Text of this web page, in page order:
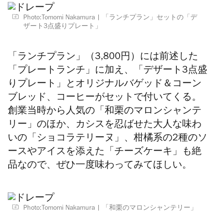
Photo:Tomomi Nakamura
「ランチプラン」セットの「デ
ザート3点盛りプレート」
「ランチプラン」（3,800円）には前述した
「プレートランチ」に加え、「デザート3点盛
りプレート」とオリジナルバゲッド＆コーン
ブレッド、コーヒーがセットで付いてくる。
創業当時から人気の「和栗のマロンシャンテ
リー」のほか、カシスを忍ばせた大人な味わ
いの「ショコラテリーヌ」、柑橘系の2種のソ
ースやアイスを添えた「チーズケーキ」も絶
品なので、ぜひ一度味わってみてほしい。
Photo:Tomomi Nakamura 「和栗のマロンシャンテリー」